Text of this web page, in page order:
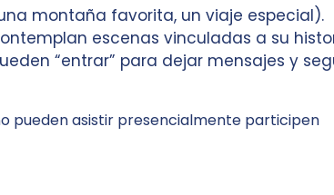
montaña favorita, un viaje especial).
escenas vinculadas a su
“entrar” para dejar mensajes y
pueden asistir presencialmente participen